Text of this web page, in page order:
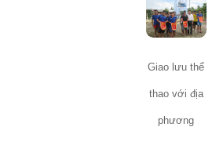
Giao lưu thể
thao với địa
phương